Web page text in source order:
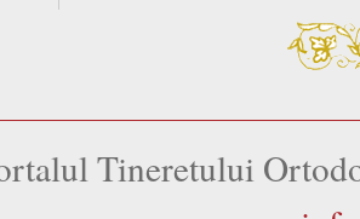
Tineretului